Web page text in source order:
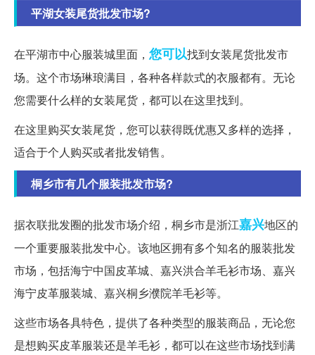
平湖女装尾货批发市场?
在平湖市中心服装城里面， 您可以找到女装尾货批发市
场。这个市场琳琅满目，各种各样款式的衣服都有。无论
您需要什么样的女装尾货，都可以在这里找到。
在这里购买女装尾货，您可以获得既优惠又多样的选择，
适合于个人购买或者批发销售。
桐乡市有几个服装批发市场?
据衣联批发圈的批发市场介绍，桐乡市是浙江嘉兴地区的
一个重要服装批发中心。该地区拥有多个知名的服装批发
市场，包括海宁中国皮革城、嘉兴洪合羊毛衫市场、嘉兴
海宁皮革服装城、嘉兴桐乡濮院羊毛衫等。
这些市场各具特色，提供了各种类型的服装商品，无论您
是想购买皮革服装还是羊毛衫，都可以在这些市场找到满